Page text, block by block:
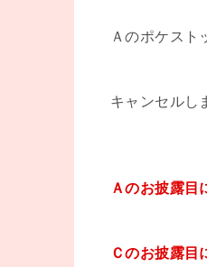
Ａのポケスト
キャンセルし
Ａのお披露目
Ｃのお披露目